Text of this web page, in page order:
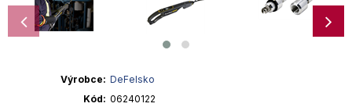
Výrobce
DeFelsko
Kód
06240122